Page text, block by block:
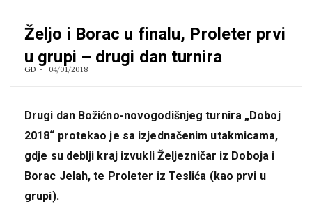
Željo i Borac u finalu, Proleter prvi
u grupi – drugi dan turnira
GD 04/01/2018
Drugi dan Božićno-novogodišnjeg turnira „Doboj
2018“ protekao je sa izjednačenim utakmicama,
gdje su deblji kraj izvukli Željezničar iz Doboja i
Borac Jelah, te Proleter iz Teslića (kao prvi u
grupi).